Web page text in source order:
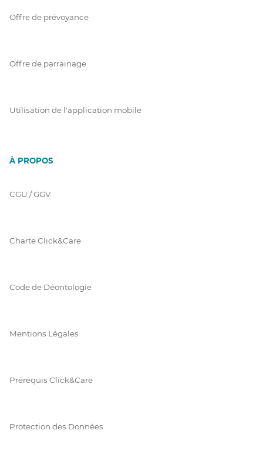
Offre de prévoyance
Offre de parrainage
Utilisation de l'application mobile
À PROPOS
CGU / GGV
Charte Click&Care
Code de Déontologie
Mentions Légales
Prérequis Click&Care
Protection des Données